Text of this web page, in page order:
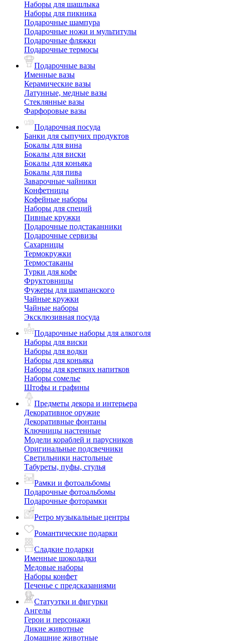
Наборы для шашлыка
Наборы для пикника
Подарочные шампура
Подарочные ножи и мультитулы
Подарочные фляжки
Подарочные термосы
Подарочные вазы
Именные вазы
Керамические вазы
Латунные, медные вазы
Стеклянные вазы
Фарфоровые вазы
Подарочная посуда
Банки для сыпучих продуктов
Бокалы для вина
Бокалы для виски
Бокалы для коньяка
Бокалы для пива
Заварочные чайники
Конфетницы
Кофейные наборы
Наборы для специй
Пивные кружки
Подарочные подстаканники
Подарочные сервизы
Сахарницы
Термокружки
Термостаканы
Турки для кофе
Фруктовницы
Фужеры для шампанского
Чайные кружки
Чайные наборы
Эксклюзивная посуда
Подарочные наборы для алкоголя
Наборы для виски
Наборы для водки
Наборы для коньяка
Наборы для крепких напитков
Наборы сомелье
Штофы и графины
Предметы декора и интерьера
Декоративное оружие
Декоративные фонтаны
Ключницы настенные
Модели кораблей и парусников
Оригинальные подсвечники
Светильники настольные
Табуреты, пуфы, стулья
Рамки и фотоальбомы
Подарочные фотоальбомы
Подарочные фоторамки
Ретро музыкальные центры
Романтические подарки
Сладкие подарки
Именные шоколадки
Медовые наборы
Наборы конфет
Печенье с предсказаниями
Статуэтки и фигурки
Ангелы
Герои и персонажи
Дикие животные
Домашние животные